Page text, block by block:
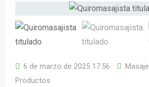
6 de marzo de 2025 17:56
Productos